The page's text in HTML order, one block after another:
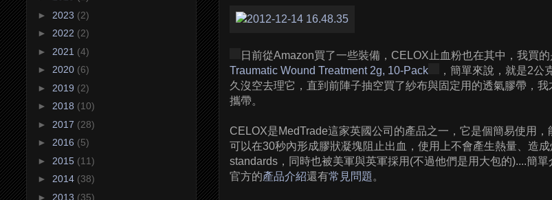
日前從Amazon買了一些裝備，CELOX止血粉也在其中，我買的
Traumatic Wound Treatment 2g, 10-Pack
，簡單來說，就是2公
久沒空去理它，直到前陣子抽空買了紗布與固定用的透氣膠帶，
攜帶。
CELOX是MedTrade這家英國公司的產品之一，它是個簡易使用
可以在30秒內形成膠狀凝塊阻止出血，使用上不會產生熱量、造
standards，同時也被美軍與英軍採用(不過他們是用大包的)....簡
官方的產品介紹還有常見問題 。
► 2023 (2)
► 2022 (2)
► 2021 (4)
► 2020 (6)
► 2019 (2)
► 2018 (10)
► 2017 (28)
► 2016 (5)
► 2015 (11)
► 2014 (38)
► 2013 (35)